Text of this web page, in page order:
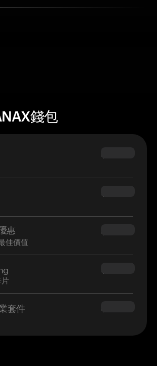
錢包
$69.90
$54.90
惠
佳價值
$34.95
$160.00
套件 $180.00